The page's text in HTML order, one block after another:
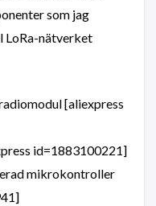
som jag
LoRa-nätverket
[aliexpress
id=1883100221]
mikrokontroller